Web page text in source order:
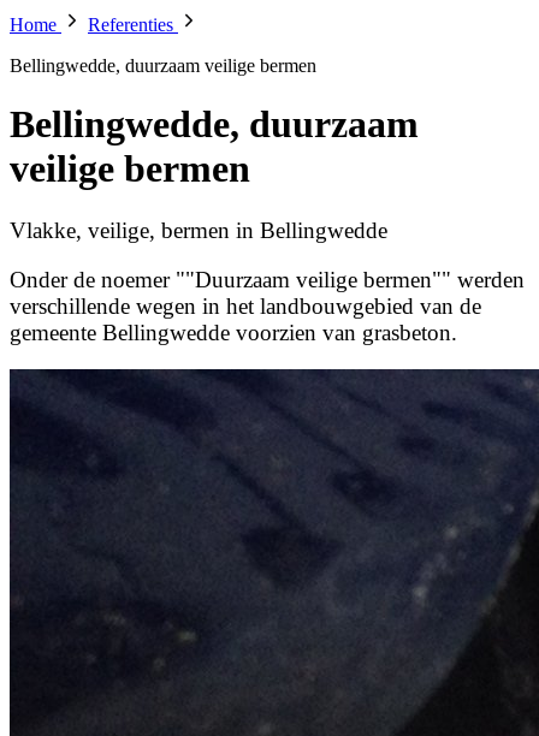
Home
Referenties
Bellingwedde, duurzaam veilige bermen
Bellingwedde, duurzaam
veilige bermen
Vlakke, veilige, bermen in Bellingwedde
Onder de noemer ""Duurzaam veilige bermen"" werden
verschillende wegen in het landbouwgebied van de
gemeente Bellingwedde voorzien van grasbeton.